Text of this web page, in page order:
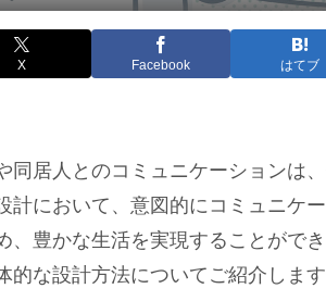
X Facebook はてブ
同居人とのコミュニケーションは
計において、意図的にコミュニケ
、豊かな生活を実現することがで
的な設計方法についてご紹介します